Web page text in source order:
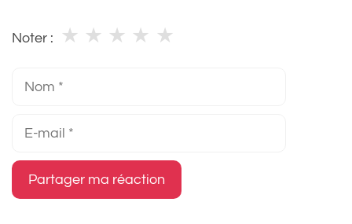
Noter : ★
★
★
★
★